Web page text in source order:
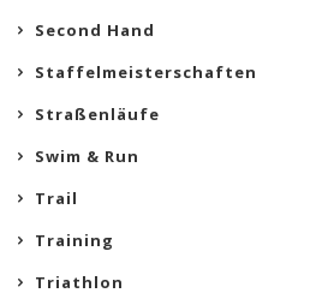
Second Hand
Staffelmeisterschaften
Straßenläufe
Swim & Run
Trail
Training
Triathlon